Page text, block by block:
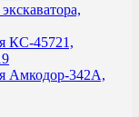
КС-45721,
Амкодор-342А,